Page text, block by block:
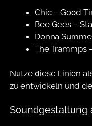
Chic – Good
Bee Gees –
Donna
The Trammps
Nutze diese Linien
zu entwickeln und
Soundgestaltung